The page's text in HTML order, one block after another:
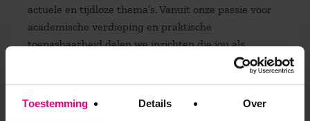
Toestemming Details Over
actuele en tijdloze thema’s. Vanuit onze passie voor
academische verdieping en praktische
toepasbaarheid delen we inzichten die jou als
professional inspireren en verder brengen. Elke
organisatieontwikkeling en maatschappelijke